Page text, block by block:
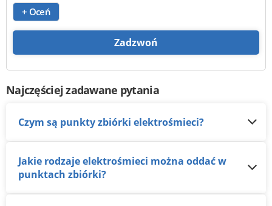
+ Oceń
Zadzwoń
Najczęściej zadawane pytania
Czym są punkty zbiórki elektrośmieci?
Jakie rodzaje elektrośmieci można oddać w
punktach zbiórki?